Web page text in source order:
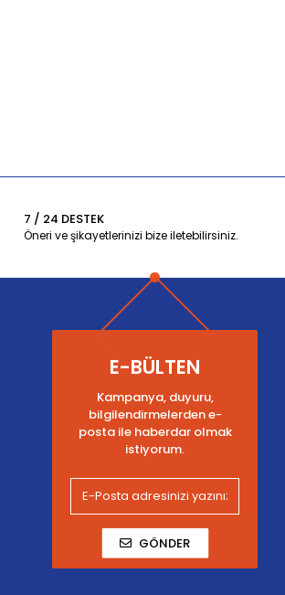
7 / 24 DESTEK
Öneri ve şikayetlerinizi bize iletebilirsiniz.
E-BÜLTEN
Kampanya, duyuru,
bilgilendirmelerden e-
posta ile haberdar olmak
istiyorum.
GÖNDER